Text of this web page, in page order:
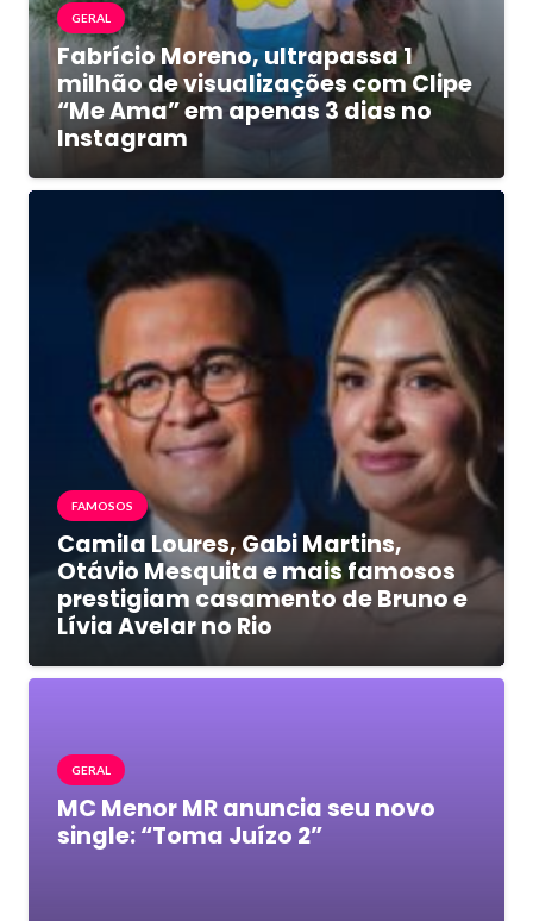
GERAL
Fabrício Moreno, ultrapassa 1
milhão de visualizações com Clipe
“Me Ama” em apenas 3 dias no
Instagram
FAMOSOS
Camila Loures, Gabi Martins,
Otávio Mesquita e mais famosos
prestigiam casamento de Bruno e
Lívia Avelar no Rio
GERAL
MC Menor MR anuncia seu novo
single: “Toma Juízo 2”